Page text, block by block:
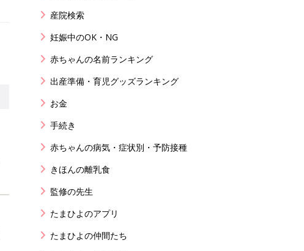
産院検索
妊娠中のOK・NG
赤ちゃんの名前ランキング
出産準備・育児グッズランキング
お金
手続き
赤ちゃんの病気・症状別・予防接種
きほんの離乳食
監修の先生
たまひよのアプリ
たまひよの仲間たち